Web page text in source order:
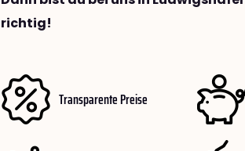
richtig!
Transparente Preise